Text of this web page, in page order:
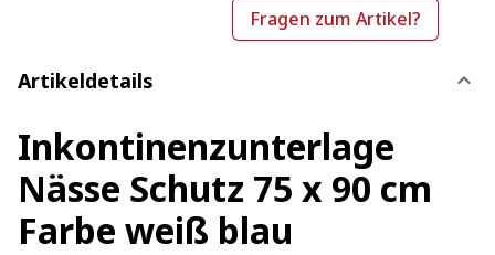
Fragen zum Artikel?
Artikeldetails
Inkontinenzunterlage
Nässe Schutz 75 x 90 cm
Farbe weiß blau